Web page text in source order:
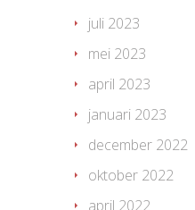
juli 2023
mei 2023
april 2023
januari 2023
december 2022
oktober 2022
april 2022